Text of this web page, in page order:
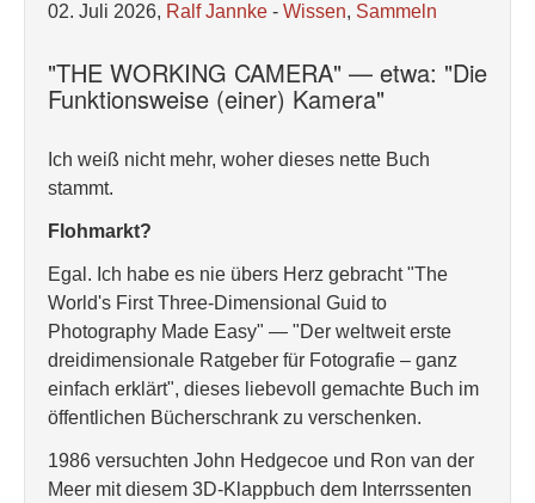
02. Juli 2026, Ralf Jannke - Wissen, Sammeln
"THE WORKING CAMERA" — etwa: "Die
Funktionsweise (einer) Kamera"
Ich weiß nicht mehr, woher dieses nette Buch
stammt.
Flohmarkt?
Egal. Ich habe es nie übers Herz gebracht "The
World's First Three-Dimensional Guid to
Photography Made Easy" — "Der weltweit erste
dreidimensionale Ratgeber für Fotografie – ganz
einfach erklärt", dieses liebevoll gemachte Buch im
öffentlichen Bücherschrank zu verschenken.
1986 versuchten John Hedgecoe und Ron van der
Meer mit diesem 3D-Klappbuch dem Interrssenten